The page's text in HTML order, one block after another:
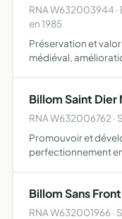
RNA W632003944
en 1985
Préservation et
médiéval,
Billom Saint
RNA W632006762 ·
Promouvoir et
perfectionnement
Billom Sans
RNA W632001966 ·